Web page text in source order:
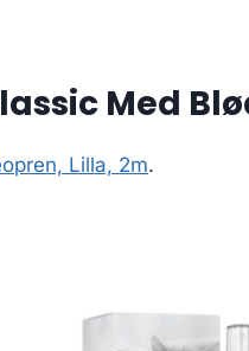
Med
Lilla, 2m.